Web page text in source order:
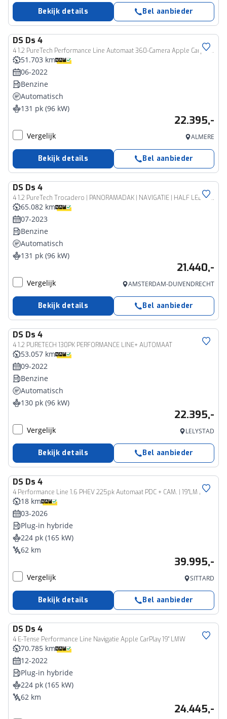
Bekijk details Bel aanbieder
DS Ds 4
4 1.2 PureTech Performance Line Automaat 360-Camera Apple Carplay 19"
51.703 km
06-2022
Benzine
Automatisch
131 pk (96 kW)
22.395,-
Vergelijk ALMERE
Bekijk details Bel aanbieder
DS Ds 4
4 1.2 PureTech Trocadero | PANORAMADAK | NAVIGATIE | HALF LEDER | HEAD UP DISPLAY | ACHTERUITRIJCAMERA |
65.082 km
07-2023
Benzine
Automatisch
131 pk (96 kW)
21.440,-
Vergelijk AMSTERDAM-DUIVENDRECHT
Bekijk details Bel aanbieder
DS Ds 4
4 1.2 PURETECH 130PK PERFORMANCE LINE+ AUTOMAAT
53.057 km
09-2022
Benzine
Automatisch
130 pk (96 kW)
22.395,-
Vergelijk LELYSTAD
Bekijk details Bel aanbieder
DS Ds 4
4 Performance Line 1.6 PHEV 225pk Automaat PDC + CAM. | 19''LM | ADAPT. CC | STANDKACHEL | DAB | APPLE-CARPLAY
18 km
03-2026
Plug-in hybride
224 pk (165 kW)
62 km
39.995,-
Vergelijk SITTARD
Bekijk details Bel aanbieder
DS Ds 4
4 E-Tense Performance Line Navigatie Apple CarPlay 19" LMW
70.785 km
12-2022
Plug-in hybride
224 pk (165 kW)
62 km
24.445,-